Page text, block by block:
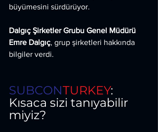
büyümesini sürdürüyor.
Dalgıç Şirketler Grubu Genel Müdürü
Emre Dalgıç, grup şirketleri hakkında
bilgiler verdi.
SUBCONTURKEY:
Kısaca sizi tanıyabilir
miyiz?